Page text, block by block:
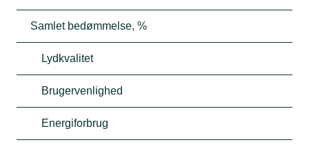
Samlet bedømmelse, %
Lydkvalitet
Brugervenlighed
Energiforbrug